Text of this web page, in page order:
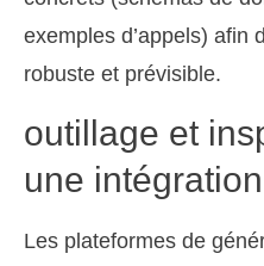
exemples d’appels) afin
robuste et prévisible.
outillage et
une
Les plateformes de